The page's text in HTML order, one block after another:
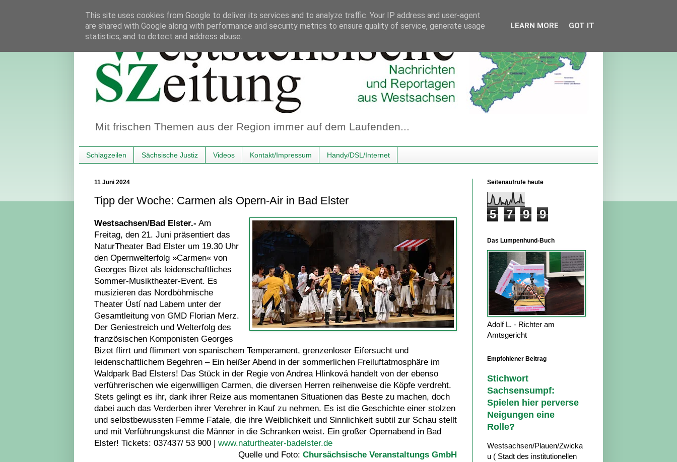
Mit frischen Themen aus der Region immer auf dem Laufenden...
Schlagzeilen Sächsische Justiz Videos Kontakt/Impressum Handy/DSL/Internet
11 Juni 2024
Tipp der Woche: Carmen als Opern-Air in Bad Elster
Westsachsen/Bad Elster.- Am
Freitag, den 21. Juni präsentiert das
NaturTheater Bad Elster um 19.30 Uhr
den Opernwelterfolg »Carmen« von
Georges Bizet als leidenschaftliches
Sommer-Musiktheater-Event. Es
musizieren das Nordböhmische
Theater Ústí nad Labem unter der
Gesamtleitung von GMD Florian Merz.
Der Geniestreich und Welterfolg des
französischen Komponisten Georges
Bizet flirrt und flimmert von spanischem Temperament, grenzenloser Eifersucht und
leidenschaftlichem Begehren – Ein heißer Abend in der sommerlichen Freiluftatmosphäre im
Waldpark Bad Elsters! Das Stück in der Regie von Andrea Hlinková handelt von der ebenso
verführerischen wie eigenwilligen Carmen, die diversen Herren reihenweise die Köpfe verdreht.
Stets gelingt es ihr, dank ihrer Reize aus momentanen Situationen das Beste zu machen, doch
dabei auch das Verderben ihrer Verehrer in Kauf zu nehmen. Es ist die Geschichte einer stolzen
und selbstbewussten Femme Fatale, die ihre Weiblichkeit und Sinnlichkeit subtil zur Schau stellt
und mit Verführungskunst die Männer in die Schranken weist. Ein großer Opernabend in Bad
Elster! Tickets: 037437/ 53 900 | www.naturtheater-badelster.de
Quelle und Foto: Chursächsische Veranstaltungs GmbH
Seitenaufrufe heute
5 7 9 9
Das Lumpenhund-Buch
Adolf L. - Richter am
Amtsgericht
Empfohlener Beitrag
Stichwort
Sachsensumpf:
Spielen hier perverse
Neigungen eine
Rolle?
Westsachsen/Plauen/Zwicka
u ( Stadt des institutionellen
This site uses cookies from Google to deliver its services and to analyze traffic. Your IP address and user-agent
are shared with Google along with performance and security metrics to ensure quality of service, generate usage
statistics, and to detect and address abuse.
LEARN MORE GOT IT